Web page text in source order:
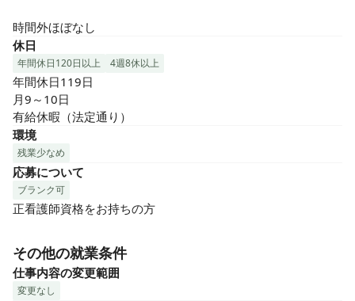
時間外ほぼなし
休日
年間休日120日以上 4週8休以上
年間休日119日
月9～10日
有給休暇（法定通り）
環境
残業少なめ
応募について
ブランク可
正看護師資格をお持ちの方
その他の就業条件
仕事内容の変更範囲
変更なし